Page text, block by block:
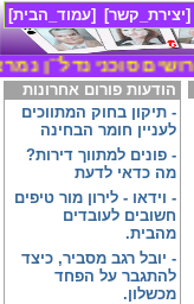
[עמוד_הבית] [יצירת_קשר]
סוכני נדל``ן
הודעות פורום אחרונות
- תיקון בחוק המתווכים
לעניין חומר הבחינה
- פונים למתווך דירות?
מה כדאי לדעת
- וידאו - לירון מור טיפים
חשובים לעובדים
מהבית.
- יובל רגב מסביר, כיצד
להתגבר על הפחד
מכשלון.